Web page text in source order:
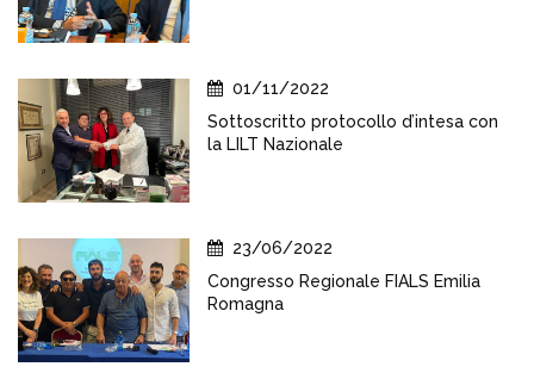
01/11/2022
Sottoscritto protocollo d’intesa con
la LILT Nazionale
23/06/2022
Congresso Regionale FIALS Emilia
Romagna